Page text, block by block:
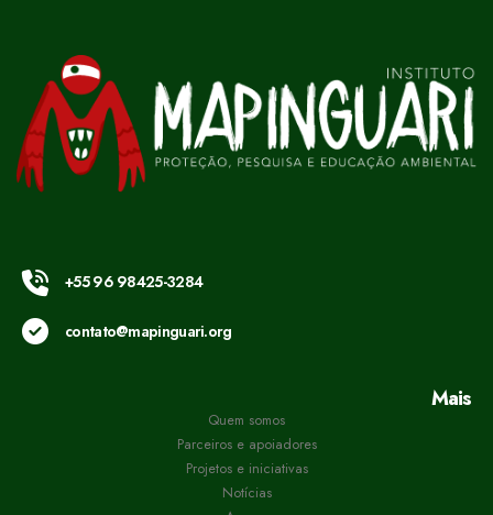
+55 96 98425-3284
contato@mapinguari.org
Mais
Quem somos
Parceiros e apoiadores
Projetos e iniciativas
Notícias